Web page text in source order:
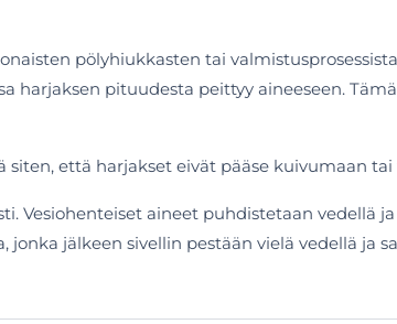
pölyhiukkasten tai
harjaksen pituudesta peittyy aineeseen.
että harjakset eivät pääse kuivumaan
Vesiohenteiset aineet puhdistetaan vedellä
jälkeen sivellin pestään vielä vedellä ja